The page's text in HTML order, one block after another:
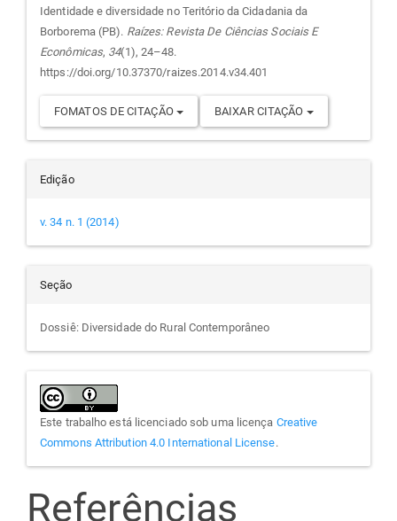
artigo
Identidade e diversidade no Teritório da Cidadania da
Borborema (PB). Raízes: Revista De Ciências Sociais E
Econômicas, 34(1), 24–48.
https://doi.org/10.37370/raizes.2014.v34.401
FOMATOS DE CITAÇÃO BAIXAR CITAÇÃO
Edição
v. 34 n. 1 (2014)
Seção
Dossiê: Diversidade do Rural Contemporâneo
Este trabalho está licenciado sob uma licença Creative
Commons Attribution 4.0 International License.
Referências